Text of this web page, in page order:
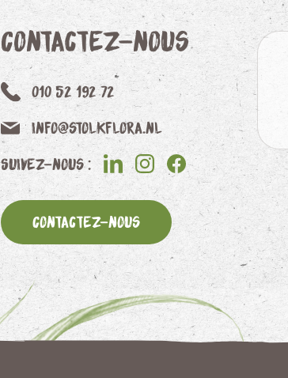
Contactez-nous
010 52 192 72
info@stolkflora.nl
Suivez-nous :
Contactez-nous